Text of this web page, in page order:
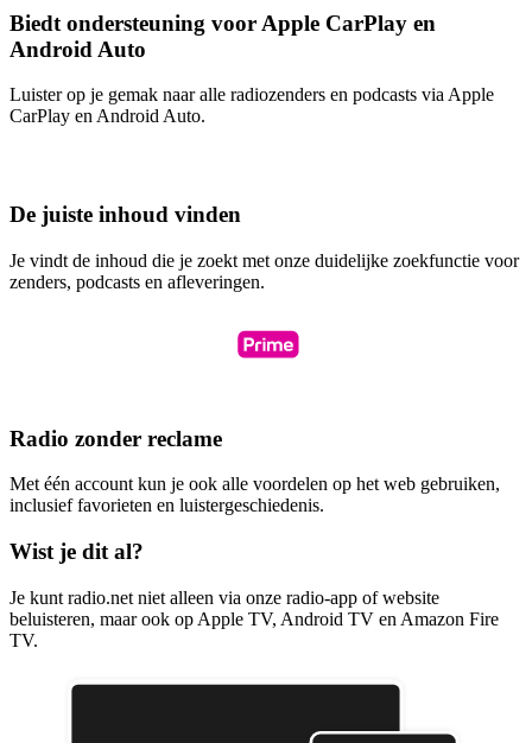
Biedt ondersteuning voor Apple CarPlay en
Android Auto
Luister op je gemak naar alle radiozenders en podcasts via Apple
CarPlay en Android Auto.
De juiste inhoud vinden
Je vindt de inhoud die je zoekt met onze duidelijke zoekfunctie voor
zenders, podcasts en afleveringen.
Radio zonder reclame
Met één account kun je ook alle voordelen op het web gebruiken,
inclusief favorieten en luistergeschiedenis.
Wist je dit al?
Je kunt radio.net niet alleen via onze radio-app of website
beluisteren, maar ook op Apple TV, Android TV en Amazon Fire
TV.